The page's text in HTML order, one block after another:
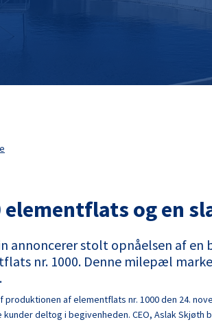
elementflats og en
annoncerer stolt opnåelsen af
nr. 1000. Denne milepæl
produktionen af elementflats nr. 1000 den 24.
deltog i begivenheden. CEO, Aslak